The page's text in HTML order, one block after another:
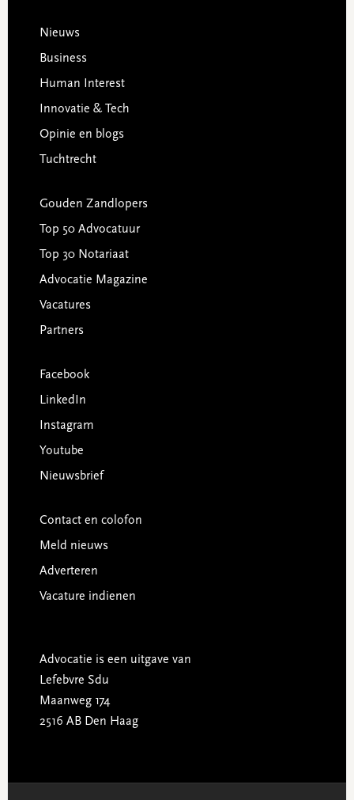
Footer
Nieuws
Business
Human Interest
Innovatie & Tech
Opinie en blogs
Tuchtrecht
Gouden Zandlopers
Top 50 Advocatuur
Top 30 Notariaat
Advocatie Magazine
Vacatures
Partners
Facebook
LinkedIn
Instagram
Youtube
Nieuwsbrief
Contact en colofon
Meld nieuws
Adverteren
Vacature indienen
Advocatie is een uitgave van
Lefebvre Sdu
Maanweg 174
2516 AB Den Haag